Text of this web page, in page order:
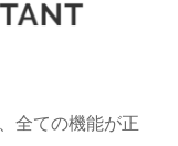
全ての機能が正